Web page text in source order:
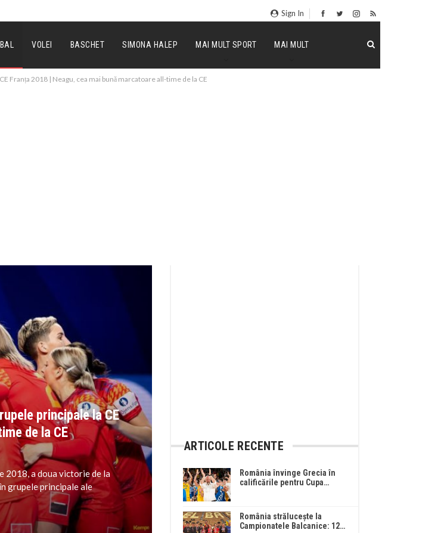
Sign In
VOLEI BASCHET SIMONA HALEP MAI MULT SPORT MAI MULT
Franța 2018 | Neagu, cea mai bună marcatoare all-time de la CE
principale la CE
de la CE
2018, a doua victorie de la
grupele principale ale
ARTICOLE RECENTE
România învinge Grecia în
calificările pentru Cupa…
România strălucește la
Campionatele Balcanice: 12…